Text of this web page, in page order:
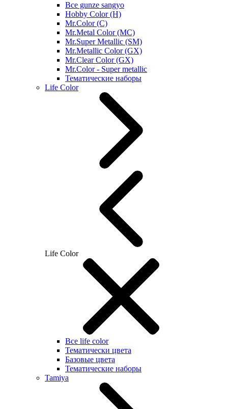
Все gunze sangyo
Hobby Color (H)
Mr.Color (C)
Mr.Metal Color (MC)
Mr.Super Metallic (SM)
Mr.Metallic Color (GX)
Mr.Clear Color (GX)
Mr.Color - Super metallic
Тематические наборы
Life Color
Life Color
Все life color
Тематически цвета
Базовые цвета
Тематические наборы
Tamiya